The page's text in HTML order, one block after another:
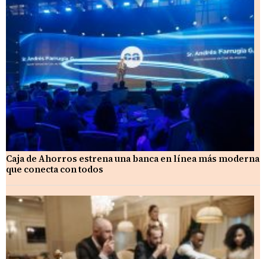
Caja de Ahorros estrena una banca en línea más moderna
que conecta con todos